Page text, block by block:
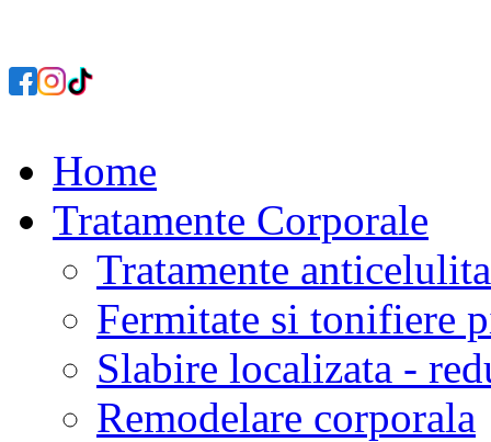
Home
Tratamente Corporale
Tratamente anticelulita
Fermitate si tonifiere
Slabire localizata -
Remodelare corporala